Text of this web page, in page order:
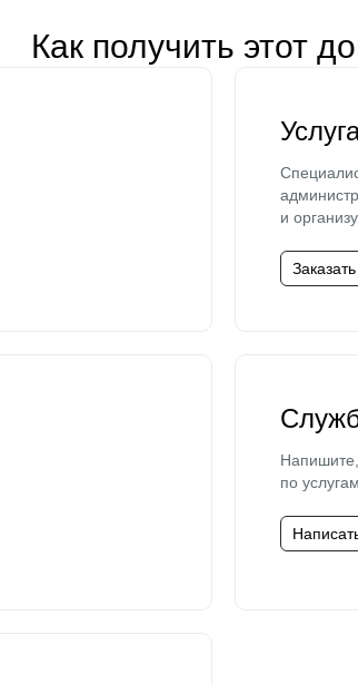
Как получить этот
и
по услугам.